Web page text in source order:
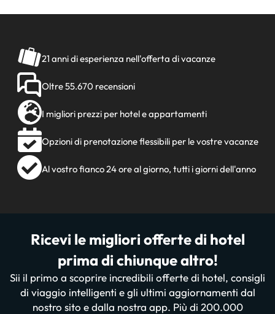
21 anni di esperienza nell'offerta di vacanze
Oltre 55.670 recensioni
I migliori prezzi per hotel e appartamenti
Opzioni di prenotazione flessibili per le vostre vacanze
Al vostro fianco 24 ore al giorno, tutti i giorni dell'anno
Ricevi le migliori offerte di hotel
prima di chiunque altro!
Sii il primo a scoprire incredibili offerte di hotel, consigli
di viaggio intelligenti e gli ultimi aggiornamenti dal
nostro sito e dalla nostra app. Più di 200.000